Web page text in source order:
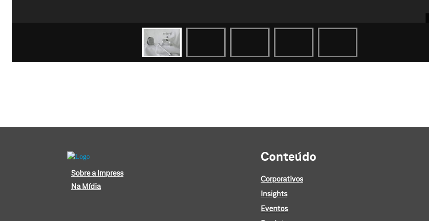
Sobre a Impress
Na Mídia
Conteúdo
Corporativos
Insights
Eventos